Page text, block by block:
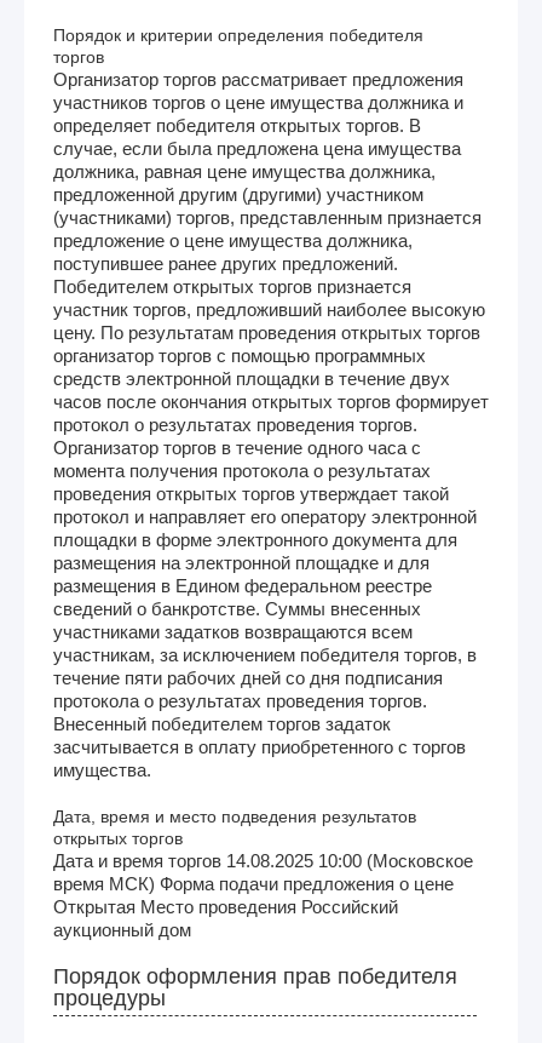
Порядок и критерии определения победителя
торгов
Организатор торгов рассматривает предложения
участников торгов о цене имущества должника и
определяет победителя открытых торгов. В
случае, если была предложена цена имущества
должника, равная цене имущества должника,
предложенной другим (другими) участником
(участниками) торгов, представленным признается
предложение о цене имущества должника,
поступившее ранее других предложений.
Победителем открытых торгов признается
участник торгов, предложивший наиболее высокую
цену. По результатам проведения открытых торгов
организатор торгов с помощью программных
средств электронной площадки в течение двух
часов после окончания открытых торгов формирует
протокол о результатах проведения торгов.
Организатор торгов в течение одного часа с
момента получения протокола о результатах
проведения открытых торгов утверждает такой
протокол и направляет его оператору электронной
площадки в форме электронного документа для
размещения на электронной площадке и для
размещения в Едином федеральном реестре
сведений о банкротстве. Суммы внесенных
участниками задатков возвращаются всем
участникам, за исключением победителя торгов, в
течение пяти рабочих дней со дня подписания
протокола о результатах проведения торгов.
Внесенный победителем торгов задаток
засчитывается в оплату приобретенного с торгов
имущества.
Дата, время и место подведения результатов
открытых торгов
Дата и время торгов 14.08.2025 10:00 (Московское
время МСК) Форма подачи предложения о цене
Открытая Место проведения Российский
аукционный дом
Порядок оформления прав победителя
процедуры